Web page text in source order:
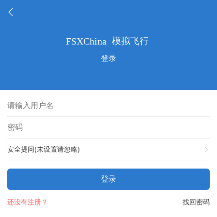
登录
安全提问(未设置请忽略)
登录
找回密码
还没有注册？